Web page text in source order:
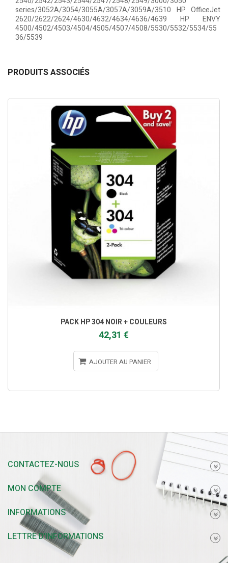
series/3052A/3054/3055A/3057A/3059A/3510 HP OfficeJet
2620/2622/2624/4630/4632/4634/4636/4639 HP ENVY
4500/4502/4503/4504/4505/4507/4508/5530/5532/5534/55
36/5539
PRODUITS ASSOCIÉS
PACK HP 304 NOIR + COULEURS
42,31 €
AJOUTER AU PANIER
CONTACTEZ-NOUS
MON COMPTE
INFORMATIONS
LETTRE D'INFORMATIONS